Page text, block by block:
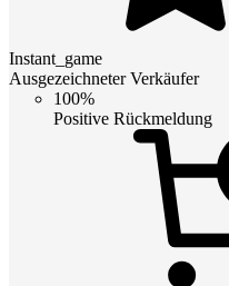
Instant_game
Ausgezeichneter Verkäufer
100%
Positive Rückmeldung